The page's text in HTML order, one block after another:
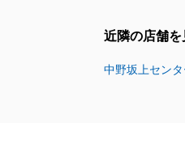
近隣の店舗を
中野坂上センタ